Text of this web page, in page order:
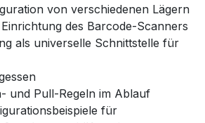
von verschiedenen Lägern
des Barcode-Scanners
als universelle Schnittstelle für
und Pull-Regeln im Ablauf
für